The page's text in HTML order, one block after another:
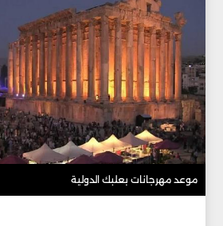
موعد مهرجانات بعلبك الدولية